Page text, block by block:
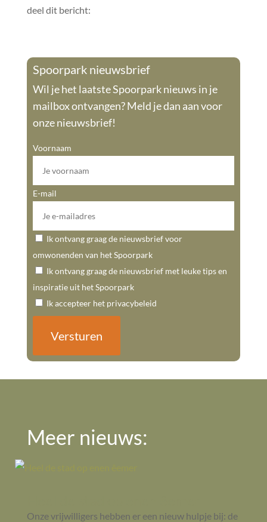
deel dit bericht:
Spoorpark nieuwsbrief
Wil je het laatste Spoorpark nieuws in je
mailbox ontvangen? Meld je dan aan voor
onze nieuwsbrief!
Voornaam
E-mail
Ik ontvang graag de nieuwsbrief voor
omwonenden van het Spoorpark
Ik ontvang graag de nieuwsbrief met leuke tips en
inspiratie uit het Spoorpark
Ik accepteer het privacybeleid
Meer nieuws:
Onze vrijwilligers hebben er een nieuw hulpje bij: de